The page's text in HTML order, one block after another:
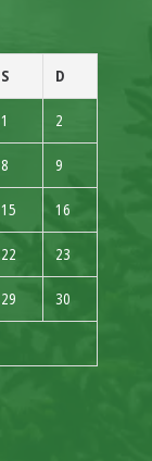
S D
1 2
8 9
15 16
22 23
29 30